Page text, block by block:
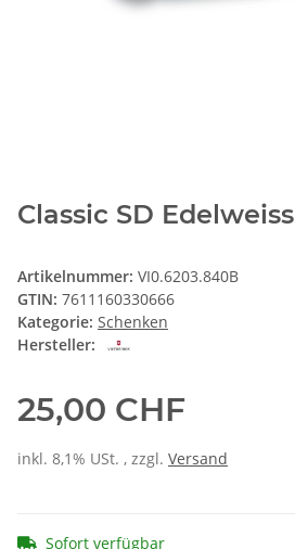
Classic SD
Artikelnummer: VI0.6203.840B
GTIN: 7611160330666
Kategorie: Schenken
Hersteller:
25,00 CHF
inkl. 8,1% USt. , zzgl. Versand
Sofort verfügbar